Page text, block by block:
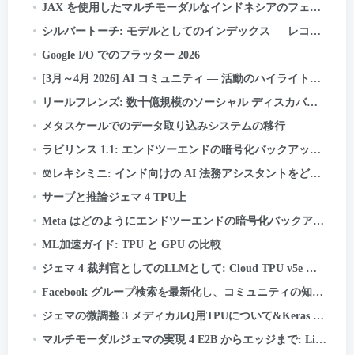
JAX を使用したマルチモーダルなインドネシアのフェイクニュース検出器の構築, 亜麻, Cloud TPU 上の Keras Kinetic と
シルバートーチ: モデルとしてのインデックス — レコメンデーション システムの新しい検索パラダイム
Google I/O でのフラッター 2026
[3月～4月 2026] AI コミュニティ — 活動のハイライトと成果
リールフレンズ: 数十億規模のソーシャル ディスカバリーを構築する
メタスケールでのデータ取り込みシステムの移行
ラビリンス 1.1: エンドツーエンドの暗号化バックアップの信頼性をさらに高める
⚖️レキシミニ: インド向けの AI 法務アシスタントをどのように構築したか — ゼロから, TPU 上
サーブと推論ジェマ 4 TPU上
Meta はどのようにエンドツーエンドの暗号化バックアップを強化しているか
ML加速ガイド: TPU と GPU の比較
ジェマ 4 裁判官としてのLLMとして: Cloud TPU v5e での責任あるバッチ AI 評価
Facebook グループ検索を最新化し、コミュニティの知識の力を解き放つ
ジェマの微調整 3 メディカルQ用TPUについて&Keras と JAX を使用した
マルチモーダルジェマの実現 4 E2B からエッジまで: LiteRT-LM と Qualcomm QNN の詳細